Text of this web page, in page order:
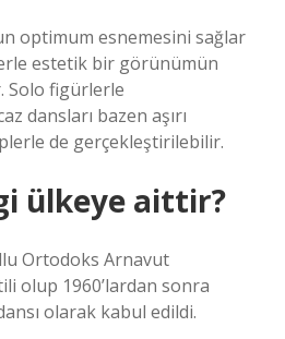
optimum esnemesini sağlar
estetik bir görünümün
Solo figürlerle
dansları bazen aşırı
de gerçekleştirilebilir.
ülkeye aittir?
Ortodoks Arnavut
olup 1960’lardan sonra
olarak kabul edildi.